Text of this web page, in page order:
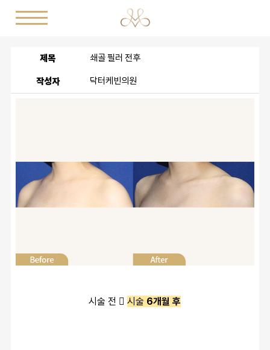
제목 쇄골 필러 전후
작성자 닥터케빈의원
시술 전 시술 6개월 후